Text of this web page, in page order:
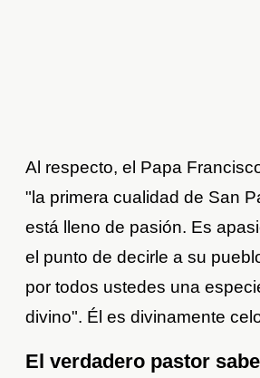
Al respecto, el Papa
"la primera cualidad de San
está lleno de pasión. Es
el punto de decirle a su
por todos ustedes una
divino". Él es divinamente
El verdadero pastor